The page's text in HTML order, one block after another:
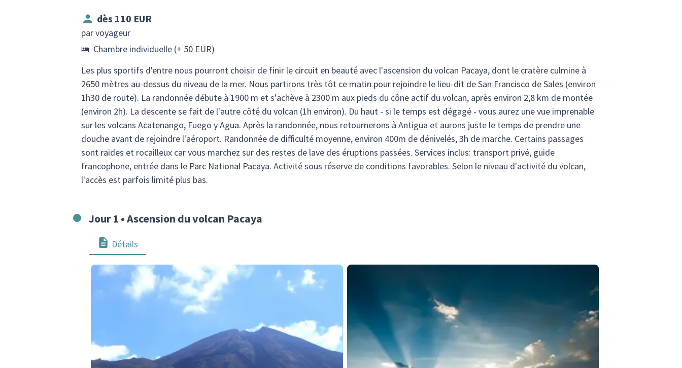
dès 110 EUR
par voyageur
Chambre individuelle (+ 50 EUR)
Les plus sportifs d'entre nous pourront choisir de finir le circuit en beauté avec l'ascension du volcan Pacaya, dont le cratère culmine à
2650 mètres au-dessus du niveau de la mer. Nous partirons très tôt ce matin pour rejoindre le lieu-dit de San Francisco de Sales (environ
1h30 de route). La randonnée débute à 1900 m et s'achève à 2300 m aux pieds du cône actif du volcan, après environ 2,8 km de montée
(environ 2h). La descente se fait de l'autre côté du volcan (1h environ). Du haut - si le temps est dégagé - vous aurez une vue imprenable
sur les volcans Acatenango, Fuego y Agua. Après la randonnée, nous retournerons à Antigua et aurons juste le temps de prendre une
douche avant de rejoindre l'aéroport. Randonnée de difficulté moyenne, environ 400m de dénivelés, 3h de marche. Certains passages
sont raides et rocailleux car vous marchez sur des restes de lave des éruptions passées. Services inclus: transport privé, guide
francophone, entrée dans le Parc National Pacaya. Activité sous réserve de conditions favorables. Selon le niveau d'activité du volcan,
l'accès est parfois limité plus bas.
Jour 1 • Ascension du volcan Pacaya
Détails